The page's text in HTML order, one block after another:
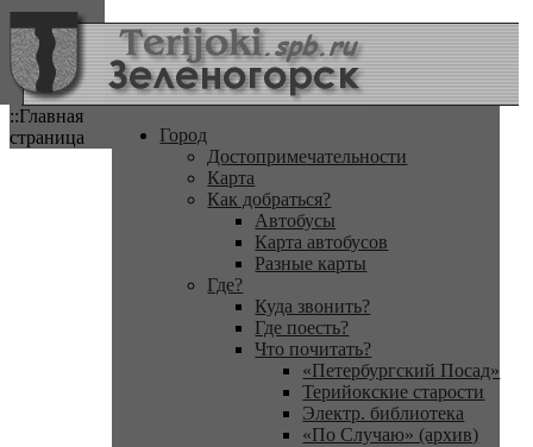
::Главная
страница
Город
Достопримечательности
Карта
Как добраться?
Автобусы
Карта автобусов
Разные карты
Где?
Куда звонить?
Где поесть?
Что почитать?
«Петербургский Посад»
Терийокские старости
Электр. библиотека
«По Случаю» (архив)